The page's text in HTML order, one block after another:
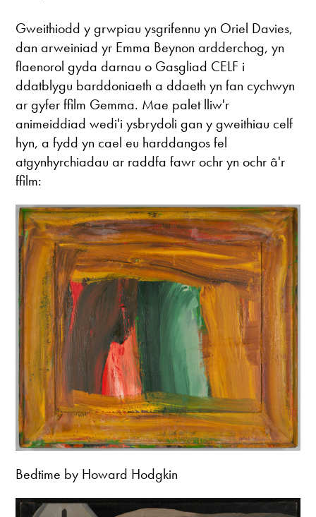
Gweithiodd y grwpiau ysgrifennu yn Oriel Davies,
dan arweiniad yr Emma Beynon ardderchog, yn
flaenorol gyda darnau o Gasgliad CELF i
ddatblygu barddoniaeth a ddaeth yn fan cychwyn
ar gyfer ffilm Gemma. Mae palet lliw'r
animeiddiad wedi'i ysbrydoli gan y gweithiau celf
hyn, a fydd yn cael eu harddangos fel
atgynhyrchiadau ar raddfa fawr ochr yn ochr â'r
ffilm:
Bedtime by Howard Hodgkin